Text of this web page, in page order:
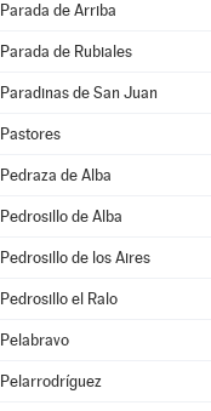
Parada de Arriba
Parada de Rubiales
Paradinas de San Juan
Pastores
Pedraza de Alba
Pedrosillo de Alba
Pedrosillo de los Aires
Pedrosillo el Ralo
Pelabravo
Pelarrodríguez